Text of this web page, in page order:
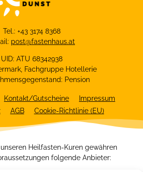
Tel.: +43 3174 8368
post@fastenhaus.at
UID: ATU 68342938
Fachgruppe Hotellerie
Pension
Kontakt/Gutscheine
Impressum
AGB Cookie-Richtlinie (EU)
Heilfasten-Kuren gewähren
folgende Anbieter: